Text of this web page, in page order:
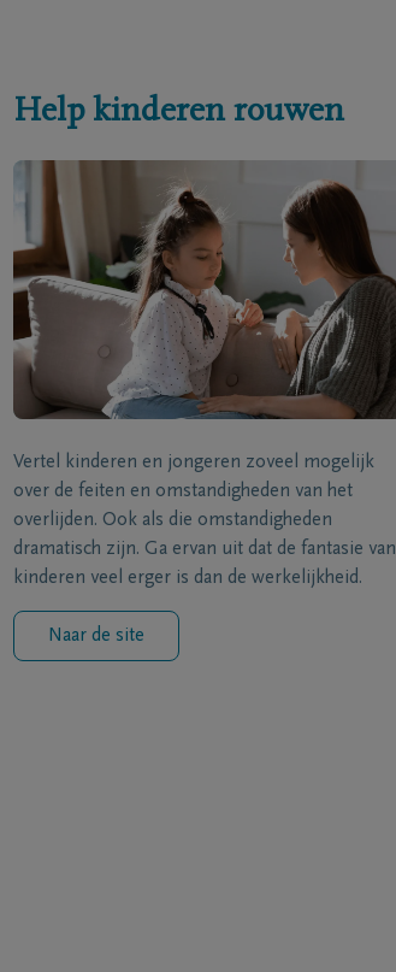
Help kinderen rouwen
Vertel kinderen en jongeren zoveel mogelijk
over de feiten en omstandigheden van het
overlijden. Ook als die omstandigheden
dramatisch zijn. Ga ervan uit dat de fantasie van
kinderen veel erger is dan de werkelijkheid.
Naar de site